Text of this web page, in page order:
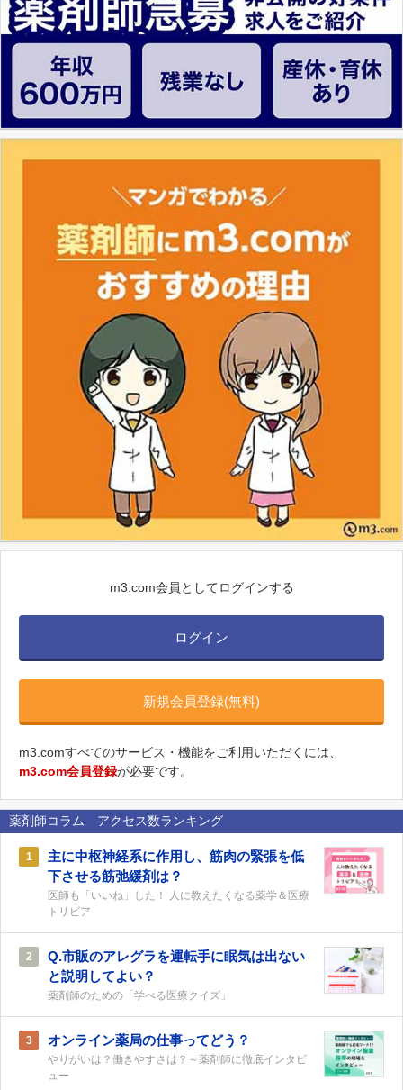
m3.com会員としてログインする
ログイン
新規会員登録(無料)
m3.comすべてのサービス・機能をご利用いただくには、
m3.com会員登録が必要です。
薬剤師コラム アクセス数ランキング
1
主に中枢神経系に作用し、筋肉の緊張を低
下させる筋弛緩剤は？
医師も「いいね」した！ 人に教えたくなる薬学＆医療
トリビア
2
Q.市販のアレグラを運転手に眠気は出ない
と説明してよい？
薬剤師のための「学べる医療クイズ」
3 オンライン薬局の仕事ってどう？
やりがいは？働きやすさは？～薬剤師に徹底インタビ
ュー